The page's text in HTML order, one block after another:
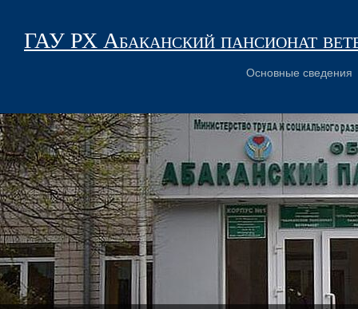
ГАУ РХ Абаканский пансионат
Основные сведения